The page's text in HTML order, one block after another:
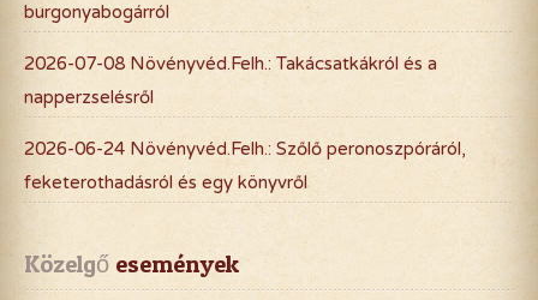
burgonyabogárról
2026-07-08 Növényvéd.Felh.: Takácsatkákról és a
napperzselésről
2026-06-24 Növényvéd.Felh.: Szőlő peronoszpóráról,
feketerothadásról és egy könyvről
Közelgő események